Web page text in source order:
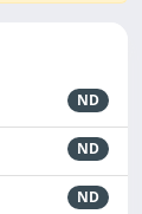
ND
ND
ND